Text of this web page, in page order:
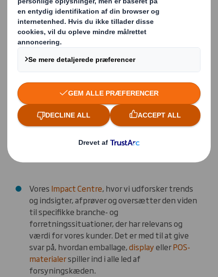
idé, som derefter fører til integrerede og mere
effektive måder at arbejde på, så det sikrer
kontinuerlige resultater hver gang dit produkt skal
pakkes eller sælges - det kalder vi Supply Cycle
Thinking.
Det er noget vi er eksperter i hos DS Smith. Hver
eneste dag hjælper vi vores kunder med at opnå de
resultater, de ønsker for netop deres brands og
produkter. For at gøre denne tilgang så vellykket som
muligt har vi introduceret en række innovative
Vores Impact Centre, hvor vi udforsker trends
og indsigter, afprøver og oversætter den viden
til specifikke branche- og
forretningssituationer, der har relevans og
værdi for vores kunder. Det er med til at give
svar på, hvordan emballage,displayellerPOS-
materialerspiller ind i alle led af
forsyningskæden.